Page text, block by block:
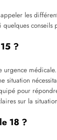
les
quelques conseils
?
urgence
situation
pour
sur la
18 ?